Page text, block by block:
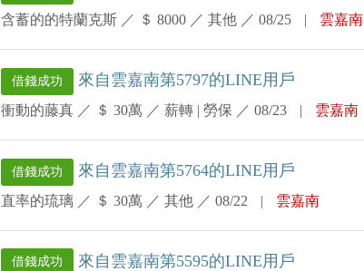
含蓄的的特蘭克斯 ／ ＄ 8000 ／ 其他 ／ 08/25 | 雲嘉南
借錢成功 來自雲嘉南第5797的LINE用戶
衝動的藤真 ／ ＄ 30萬 ／ 薪轉 | 勞保 ／ 08/23 | 雲嘉南
借錢成功 來自雲嘉南第5764的LINE用戶
直率的琉璃 ／ ＄ 30萬 ／ 其他 ／ 08/22 | 雲嘉南
借錢成功 來自雲嘉南第5595的LINE用戶